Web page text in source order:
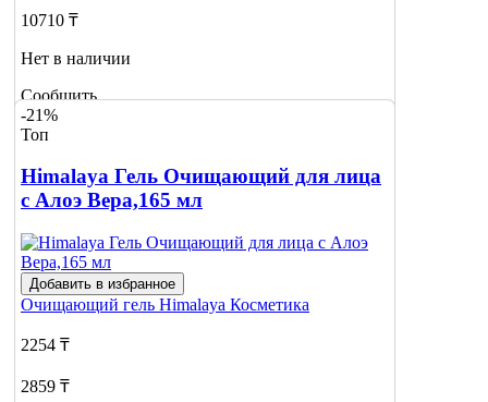
10710 ₸
Нет в наличии
Сообщить
о наличии
-21%
Топ
Himalaya Гель Очищающий для лица
с Алоэ Вера,165 мл
Добавить в избранное
Очищающий гель Himalaya Косметика
2254 ₸
2859 ₸